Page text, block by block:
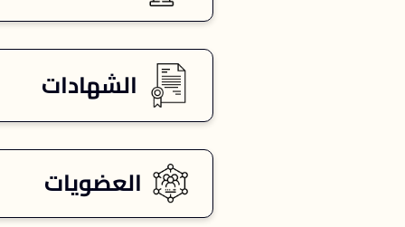
الشهادات
العضويات